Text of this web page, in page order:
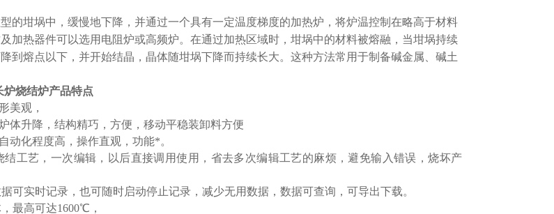
的坩埚中，缓慢地下降，并通过一个具有一定温度梯度的加热炉，将炉温控制在略高于材料
加热器件可以选用电阻炉或高频炉。在通过加热区域时，坩埚中的材料被熔融，当坩埚持续
到熔点以下，并开始结晶，晶体随坩埚下降而持续长大。这种方法常用于制备碱金属、 碱土
炉烧结炉产品特点
美观，
体升降，结构精巧，方便，移动平稳装卸料方便
动化程度高，操作直观，功能*。
结工艺，一次编辑，以后直接调用使用，省去多次编辑工艺的麻烦，避免输入错误，烧坏产
可实时记录，也可随时启动停止记录，减少无用数据，数据可查询，可导出下载。
最高可达1600℃，